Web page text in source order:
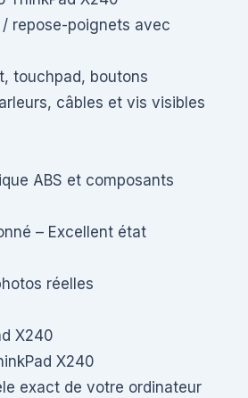
/ repose-poignets avec
touchpad, boutons
câbles et vis visibles
ABS et composants
– Excellent état
réelles
X240
X240
exact de votre ordinateur